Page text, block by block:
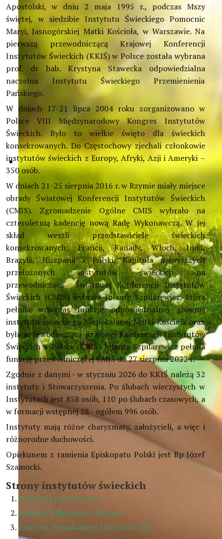
Głoście piękno Boga i Jego stworzenia(Benedykt XVI)
Apostolski, w dniu 2 maja 1995 r., podczas Mszy
świętej, w siedzibie Instytutu Świeckiego Pomocnic
Maryi, Jasnogórskiej Matki Kościoła, w Warszawie. Na
pierwszą przewodniczącą Krajowej Konferencji
Instytutów Świeckich (KKIŚ) w Polsce została wybrana
prof. dr hab. Krystyna Stawecka odpowiedzialna
naczelna Instytutu Świeckiego Przemienienia
Pańskiego.
W dniach 17-21 lipca 2004 roku zorganizowano w
Polsce VIII Międzynarodowy Kongres Instytutów
Świeckich. Było to wielkie święto dla świeckich
konsekrowanych. Do Częstochowy zjechali członkowie
instytutów świeckich z Europy, Afryki, Azji i Ameryki –
350 osób.
W dniach 21-25 sierpnia 2016 r. w Rzymie miały miejsce
obrady Światowej Konferencji Instytutów Świeckich
(CMIS). Zgromadzenie Ogólne CMIS wybrało na
czteroletnią kadencję nową Radę Wykonawczą. W jej
skład weszli przedstawiciele świeckich
konsekrowanych: Francji, Kanady, Włoch, Indii,
Brazylii, Hiszpanii i Polski. Kapituła najwyższych
przełożonych instytutów świeckich na
przewodniczącą Światowej Konferencji Instytutów
Świeckich (CMIS) wybrała Jolantę Szpilarewicz, która
pełniła wówczas funkcję odpowiedzialnej głównej
instytutu świeckiego Niepokalanej Matki Kościoła oraz
była przewodniczącą Krajowej Konferencji Instytutów
Świeckich w Polsce (KKIŚ). Jolanta Szpilarewicz pełniła
funkcję przewodniczącej CMIS do 27 sierpnia 2022 r.
Zgodnie z danymi - w styczniu 2026 do KKIŚ należą 32
instytuty i Stowarzyszenia. Po ślubach wieczystych w
Instytutach jest 858 osób, 110 po ślubach czasowych, a
w formacji wstępnej 28 - ogółem 996 osób.
Instytuty mają różne charyzmaty, założycieli, a więc i
różnorodne duchowości.
Opiekunem z ramienia Episkopatu Polski jest Bp Józef
Szamocki.
Strony instytutów świeckich
Fraternia Jesus Caritas
Instytut Miłosierdzia Bożego
Instytut Niepokalanej Matki Kościola